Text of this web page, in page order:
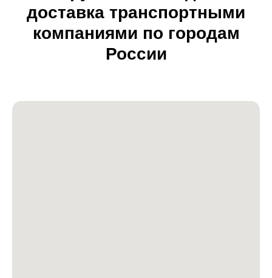
доставка транспортными
компаниями по городам
России